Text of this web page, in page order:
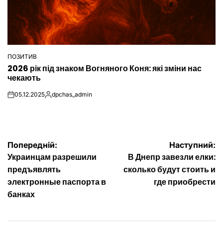
ОПУБЛІКУВАТИ
У
ПОЗИТИВ
2026 рік під знаком Вогняного Коня: які зміни нас
чекають
on05.12.2025Опубліковано
dpchas_admin
Навігація
записів
Попередній:
Украинцам разрешили
предъявлять
электронные паспорта в
банках
Наступний:
В Днепр завезли елки:
сколько будут стоить и
где приобрести